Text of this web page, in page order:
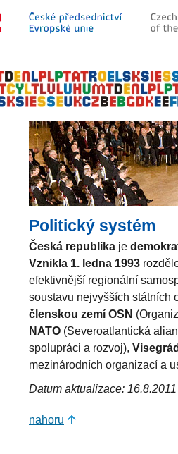
Politický systém
Česká republika je
Vznikla 1. ledna 1993
efektivnější regionální
soustavu nejvyšších státních
členskou zemí OSN
NATO (Severoatlantická
spolupráci a rozvoj),
mezinárodních organizací a
Datum aktualizace:
nahoru